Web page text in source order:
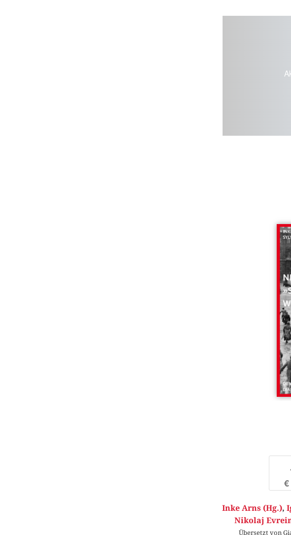
Inke Arns (Hg.),
Nikolaj
Übersetzt von